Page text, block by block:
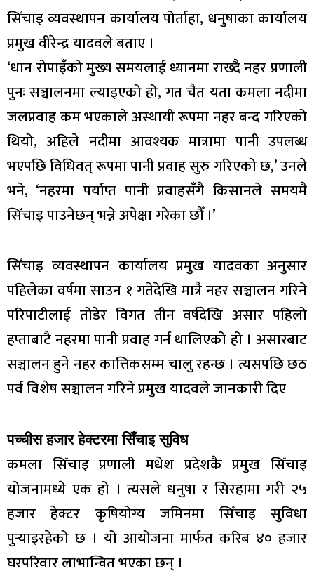
सिँचाइ व्यवस्थापन कार्यालय पोर्ताहा, धनुषाका कार्यालय
प्रमुख वीरेन्द्र यादवले बताए ।
‘धान रोपाइँको मुख्य समयलाई ध्यानमा राख्दै नहर प्रणाली
पुनः सञ्चालनमा ल्याइएको हो, गत चैत यता कमला नदीमा
जलप्रवाह कम भएकाले अस्थायी रूपमा नहर बन्द गरिएको
थियो, अहिले नदीमा आवश्यक मात्रामा पानी उपलब्ध
भएपछि विधिवत् रूपमा पानी प्रवाह सुरु गरिएको छ,’ उनले
भने, ‘नहरमा पर्याप्त पानी प्रवाहसँगै किसानले समयमै
सिँचाइ पाउनेछन् भन्ने अपेक्षा गरेका छौँ ।’
सिँचाइ व्यवस्थापन कार्यालय प्रमुख यादवका अनुसार
पहिलेका वर्षमा साउन १ गतेदेखि मात्रै नहर सञ्चालन गरिने
परिपाटीलाई तोडेर विगत तीन वर्षदेखि असार पहिलो
हप्ताबाटै नहरमा पानी प्रवाह गर्न थालिएको हो । असारबाट
सञ्चालन हुने नहर कात्तिकसम्म चालु रहन्छ । त्यसपछि छठ
पर्व विशेष सञ्चालन गरिने प्रमुख यादवले जानकारी दिए
पच्चीस हजार हेक्टरमा सिँचाइ सुविध
कमला सिँचाइ प्रणाली मधेश प्रदेशकै प्रमुख सिँचाइ
योजनामध्ये एक हो । त्यसले धनुषा र सिरहामा गरी २५
हजार हेक्टर कृषियोग्य जमिनमा सिँचाइ सुविधा
पुर्‍याइरहेको छ । यो आयोजना मार्फत करिब ४० हजार
घरपरिवार लाभान्वित भएका छन् ।